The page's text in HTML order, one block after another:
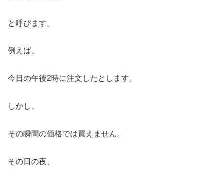
と呼びます。
例えば、
今日の午後2時に注文したとします。
しかし、
その瞬間の価格では買えません。
その日の夜、